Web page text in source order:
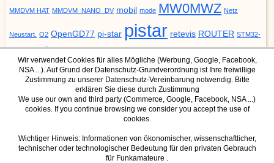
MMDVM HAT MMDVM_NANO_DV mobil mode MW0MWZ Netz
Neustart. O2 OpenGD77 pi-star pistar retevis ROUTER STM32-
update YSF
DMR Mode
IPSC2 Dashboard für Hamnet
(nur über Hamnet erreichbar)
YSF Mode
Wir verwendet Cookies für alles Mögliche (Werbung, Google, Facebook,
NSA ...). Auf Grund der Datenschutz-Grundverordnung ist Ihre freiwillige
Zustimmung zu unserer Datenschutz-Vereinbarung notwendig. Bitte
erklären Sie diese durch Zustimmung
We use our own and third party (Commerce, Google, Facebook, NSA ...)
cookies. If you continue browsing we consider you accept the use of
cookies.
Wichtiger Hinweis: Informationen von ökonomischer, wissenschaftlicher,
technischer oder technologischer Bedeutung für den privaten Gebrauch
für Funkamateure .